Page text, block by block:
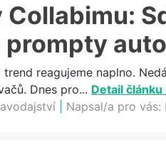
Collabimu:
prompty
reagujeme naplno.
Dnes pro... Detail článku
Napsal/a pro vás: